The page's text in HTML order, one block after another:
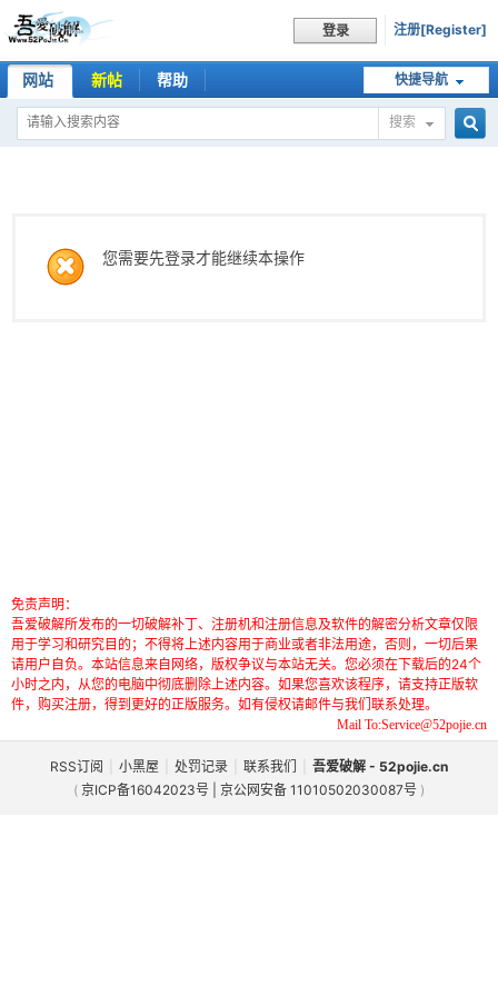
登录 注册[Register]
快捷导航
网站 新帖 帮助
搜索
您需要先登录才能继续本操作
免责声明：
吾爱破解所发布的一切破解补丁、注册机和注册信息及软件的解密分析文章仅限
用于学习和研究目的；不得将上述内容用于商业或者非法用途，否则，一切后果
请用户自负。本站信息来自网络，版权争议与本站无关。您必须在下载后的24个
小时之内，从您的电脑中彻底删除上述内容。如果您喜欢该程序，请支持正版软
件，购买注册，得到更好的正版服务。如有侵权请邮件与我们联系处理。
Mail To:Service@52pojie.cn
RSS订阅 小黑屋 处罚记录 联系我们
吾爱破解 - 52pojie.cn
( 京ICP备16042023号 | 京公网安备 11010502030087号 )